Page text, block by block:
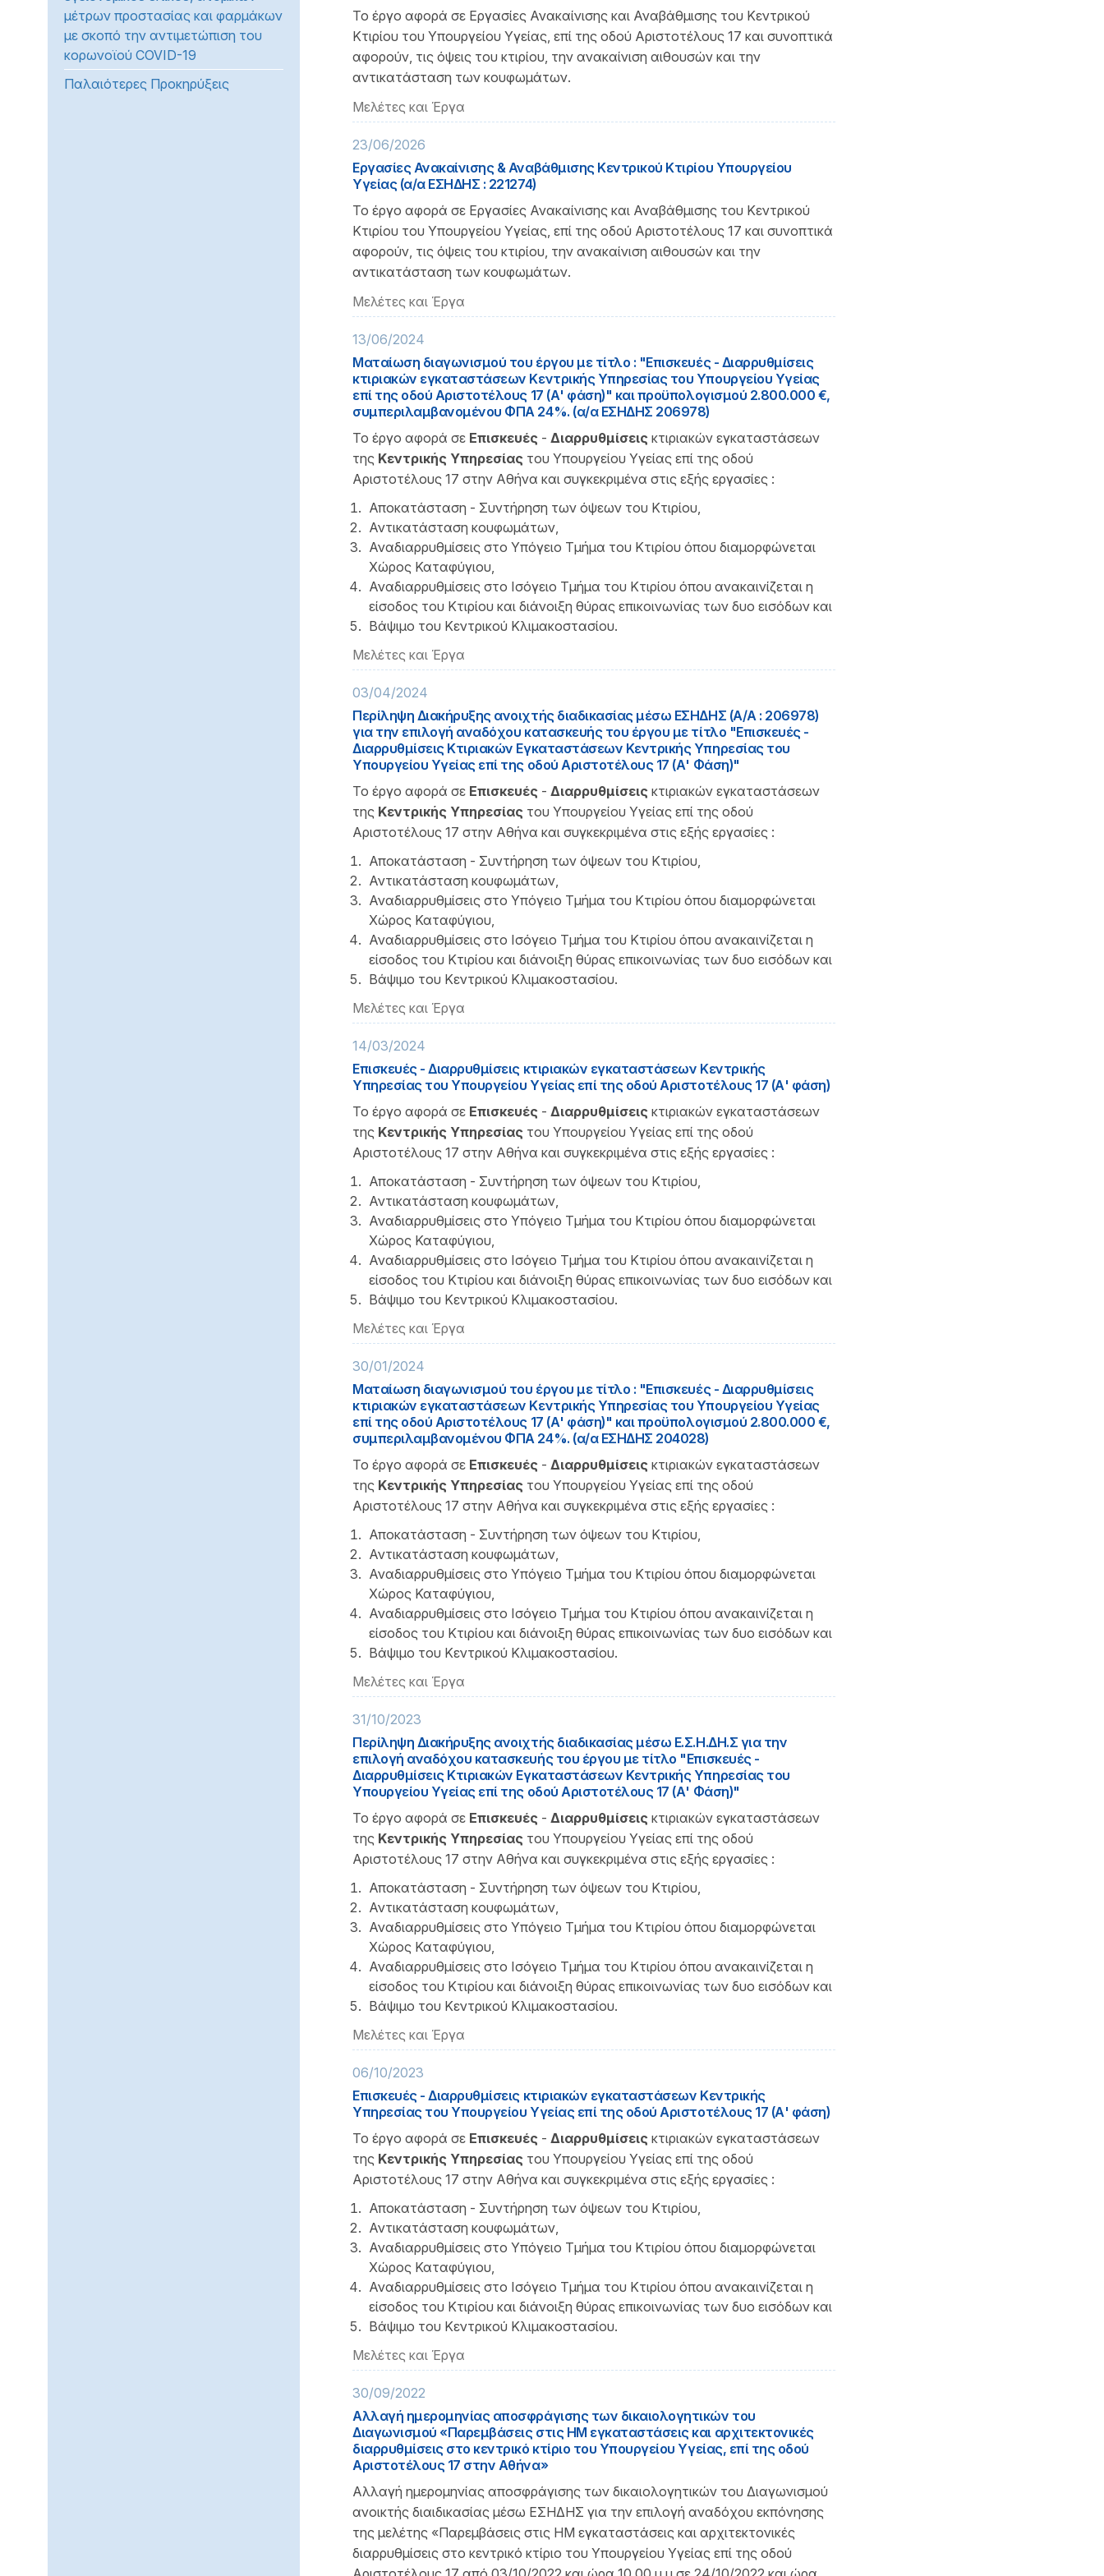
προβλήματα
χρησιμοποιούν
μέτρων προστασίας και φαρμάκων
με σκοπό την αντιμετώπιση του
κορωνοϊού COVID-19
Παλαιότερες Προκηρύξεις
Το έργο αφορά σε Εργασίες Ανακαίνισης και Αναβάθμισης του Κεντρικού
Κτιρίου του Υπουργείου Υγείας, επί της οδού Αριστοτέλους 17 και συνοπτικά
αφορούν, τις όψεις του κτιρίου, την ανακαίνιση αιθουσών και την
αντικατάσταση των κουφωμάτων.
Μελέτες και Έργα
23/06/2026
Εργασίες Ανακαίνισης & Αναβάθμισης Κεντρικού Κτιρίου Υπουργείου
Υγείας (α/α ΕΣΗΔΗΣ : 221274)
Το έργο αφορά σε Εργασίες Ανακαίνισης και Αναβάθμισης του Κεντρικού
Κτιρίου του Υπουργείου Υγείας, επί της οδού Αριστοτέλους 17 και συνοπτικά
αφορούν, τις όψεις του κτιρίου, την ανακαίνιση αιθουσών και την
αντικατάσταση των κουφωμάτων.
Μελέτες και Έργα
13/06/2024
Ματαίωση διαγωνισμού του έργου με τίτλο : "Επισκευές - Διαρρυθμίσεις
κτιριακών εγκαταστάσεων Κεντρικής Υπηρεσίας του Υπουργείου Υγείας
επί της οδού Αριστοτέλους 17 (Α' φάση)" και προϋπολογισμού 2.800.000 €,
συμπεριλαμβανομένου ΦΠΑ 24%. (α/α ΕΣΗΔΗΣ 206978)
Το έργο αφορά σε Επισκευές - Διαρρυθμίσεις κτιριακών εγκαταστάσεων
της Κεντρικής Υπηρεσίας του Υπουργείου Υγείας επί της οδού
Αριστοτέλους 17 στην Αθήνα και συγκεκριμένα στις εξής εργασίες :
Αποκατάσταση - Συντήρηση των όψεων του Κτιρίου,
Αντικατάσταση κουφωμάτων,
Αναδιαρρυθμίσεις στο Υπόγειο Τμήμα του Κτιρίου όπου διαμορφώνεται
Χώρος Καταφύγιου,
Αναδιαρρυθμίσεις στο Ισόγειο Τμήμα του Κτιρίου όπου ανακαινίζεται η
είσοδος του Κτιρίου και διάνοιξη θύρας επικοινωνίας των δυο εισόδων και
Βάψιμο του Κεντρικού Κλιμακοστασίου.
Μελέτες και Έργα
03/04/2024
Περίληψη Διακήρυξης ανοιχτής διαδικασίας μέσω ΕΣΗΔΗΣ (A/A : 206978)
για την επιλογή αναδόχου κατασκευής του έργου με τίτλο "Επισκευές -
Διαρρυθμίσεις Κτιριακών Εγκαταστάσεων Κεντρικής Υπηρεσίας του
Υπουργείου Υγείας επί της οδού Αριστοτέλους 17 (Α' Φάση)"
Το έργο αφορά σε Επισκευές - Διαρρυθμίσεις κτιριακών εγκαταστάσεων
της Κεντρικής Υπηρεσίας του Υπουργείου Υγείας επί της οδού
Αριστοτέλους 17 στην Αθήνα και συγκεκριμένα στις εξής εργασίες :
Αποκατάσταση - Συντήρηση των όψεων του Κτιρίου,
Αντικατάσταση κουφωμάτων,
Αναδιαρρυθμίσεις στο Υπόγειο Τμήμα του Κτιρίου όπου διαμορφώνεται
Χώρος Καταφύγιου,
Αναδιαρρυθμίσεις στο Ισόγειο Τμήμα του Κτιρίου όπου ανακαινίζεται η
είσοδος του Κτιρίου και διάνοιξη θύρας επικοινωνίας των δυο εισόδων και
Βάψιμο του Κεντρικού Κλιμακοστασίου.
Μελέτες και Έργα
14/03/2024
Επισκευές - Διαρρυθμίσεις κτιριακών εγκαταστάσεων Κεντρικής
Υπηρεσίας του Υπουργείου Υγείας επί της οδού Αριστοτέλους 17 (Α' φάση)
Το έργο αφορά σε Επισκευές - Διαρρυθμίσεις κτιριακών εγκαταστάσεων
της Κεντρικής Υπηρεσίας του Υπουργείου Υγείας επί της οδού
Αριστοτέλους 17 στην Αθήνα και συγκεκριμένα στις εξής εργασίες :
Αποκατάσταση - Συντήρηση των όψεων του Κτιρίου,
Αντικατάσταση κουφωμάτων,
Αναδιαρρυθμίσεις στο Υπόγειο Τμήμα του Κτιρίου όπου διαμορφώνεται
Χώρος Καταφύγιου,
Αναδιαρρυθμίσεις στο Ισόγειο Τμήμα του Κτιρίου όπου ανακαινίζεται η
είσοδος του Κτιρίου και διάνοιξη θύρας επικοινωνίας των δυο εισόδων και
Βάψιμο του Κεντρικού Κλιμακοστασίου.
Μελέτες και Έργα
30/01/2024
Ματαίωση διαγωνισμού του έργου με τίτλο : "Επισκευές - Διαρρυθμίσεις
κτιριακών εγκαταστάσεων Κεντρικής Υπηρεσίας του Υπουργείου Υγείας
επί της οδού Αριστοτέλους 17 (Α' φάση)" και προϋπολογισμού 2.800.000 €,
συμπεριλαμβανομένου ΦΠΑ 24%. (α/α ΕΣΗΔΗΣ 204028)
Το έργο αφορά σε Επισκευές - Διαρρυθμίσεις κτιριακών εγκαταστάσεων
της Κεντρικής Υπηρεσίας του Υπουργείου Υγείας επί της οδού
Αριστοτέλους 17 στην Αθήνα και συγκεκριμένα στις εξής εργασίες :
Αποκατάσταση - Συντήρηση των όψεων του Κτιρίου,
Αντικατάσταση κουφωμάτων,
Αναδιαρρυθμίσεις στο Υπόγειο Τμήμα του Κτιρίου όπου διαμορφώνεται
Χώρος Καταφύγιου,
Αναδιαρρυθμίσεις στο Ισόγειο Τμήμα του Κτιρίου όπου ανακαινίζεται η
είσοδος του Κτιρίου και διάνοιξη θύρας επικοινωνίας των δυο εισόδων και
Βάψιμο του Κεντρικού Κλιμακοστασίου.
Μελέτες και Έργα
31/10/2023
Περίληψη Διακήρυξης ανοιχτής διαδικασίας μέσω Ε.Σ.Η.ΔΗ.Σ για την
επιλογή αναδόχου κατασκευής του έργου με τίτλο "Επισκευές -
Διαρρυθμίσεις Κτιριακών Εγκαταστάσεων Κεντρικής Υπηρεσίας του
Υπουργείου Υγείας επί της οδού Αριστοτέλους 17 (Α' Φάση)"
Το έργο αφορά σε Επισκευές - Διαρρυθμίσεις κτιριακών εγκαταστάσεων
της Κεντρικής Υπηρεσίας του Υπουργείου Υγείας επί της οδού
Αριστοτέλους 17 στην Αθήνα και συγκεκριμένα στις εξής εργασίες :
Αποκατάσταση - Συντήρηση των όψεων του Κτιρίου,
Αντικατάσταση κουφωμάτων,
Αναδιαρρυθμίσεις στο Υπόγειο Τμήμα του Κτιρίου όπου διαμορφώνεται
Χώρος Καταφύγιου,
Αναδιαρρυθμίσεις στο Ισόγειο Τμήμα του Κτιρίου όπου ανακαινίζεται η
είσοδος του Κτιρίου και διάνοιξη θύρας επικοινωνίας των δυο εισόδων και
Βάψιμο του Κεντρικού Κλιμακοστασίου.
Μελέτες και Έργα
06/10/2023
Επισκευές - Διαρρυθμίσεις κτιριακών εγκαταστάσεων Κεντρικής
Υπηρεσίας του Υπουργείου Υγείας επί της οδού Αριστοτέλους 17 (Α' φάση)
Το έργο αφορά σε Επισκευές - Διαρρυθμίσεις κτιριακών εγκαταστάσεων
της Κεντρικής Υπηρεσίας του Υπουργείου Υγείας επί της οδού
Αριστοτέλους 17 στην Αθήνα και συγκεκριμένα στις εξής εργασίες :
Αποκατάσταση - Συντήρηση των όψεων του Κτιρίου,
Αντικατάσταση κουφωμάτων,
Αναδιαρρυθμίσεις στο Υπόγειο Τμήμα του Κτιρίου όπου διαμορφώνεται
Χώρος Καταφύγιου,
Αναδιαρρυθμίσεις στο Ισόγειο Τμήμα του Κτιρίου όπου ανακαινίζεται η
είσοδος του Κτιρίου και διάνοιξη θύρας επικοινωνίας των δυο εισόδων και
Βάψιμο του Κεντρικού Κλιμακοστασίου.
Μελέτες και Έργα
30/09/2022
Αλλαγή ημερομηνίας αποσφράγισης των δικαιολογητικών του
Διαγωνισμού «Παρεμβάσεις στις ΗΜ εγκαταστάσεις και αρχιτεκτονικές
διαρρυθμίσεις στο κεντρικό κτίριο του Υπουργείου Υγείας, επί της οδού
Αριστοτέλους 17 στην Αθήνα»
Αλλαγή ημερομηνίας αποσφράγισης των δικαιολογητικών του Διαγωνισμού
ανοικτής διαιδικασίας μέσω ΕΣΗΔΗΣ για την επιλογή αναδόχου εκπόνησης
της μελέτης «Παρεμβάσεις στις ΗΜ εγκαταστάσεις και αρχιτεκτονικές
διαρρυθμίσεις στο κεντρικό κτίριο του Υπουργείου Υγείας επί της οδού